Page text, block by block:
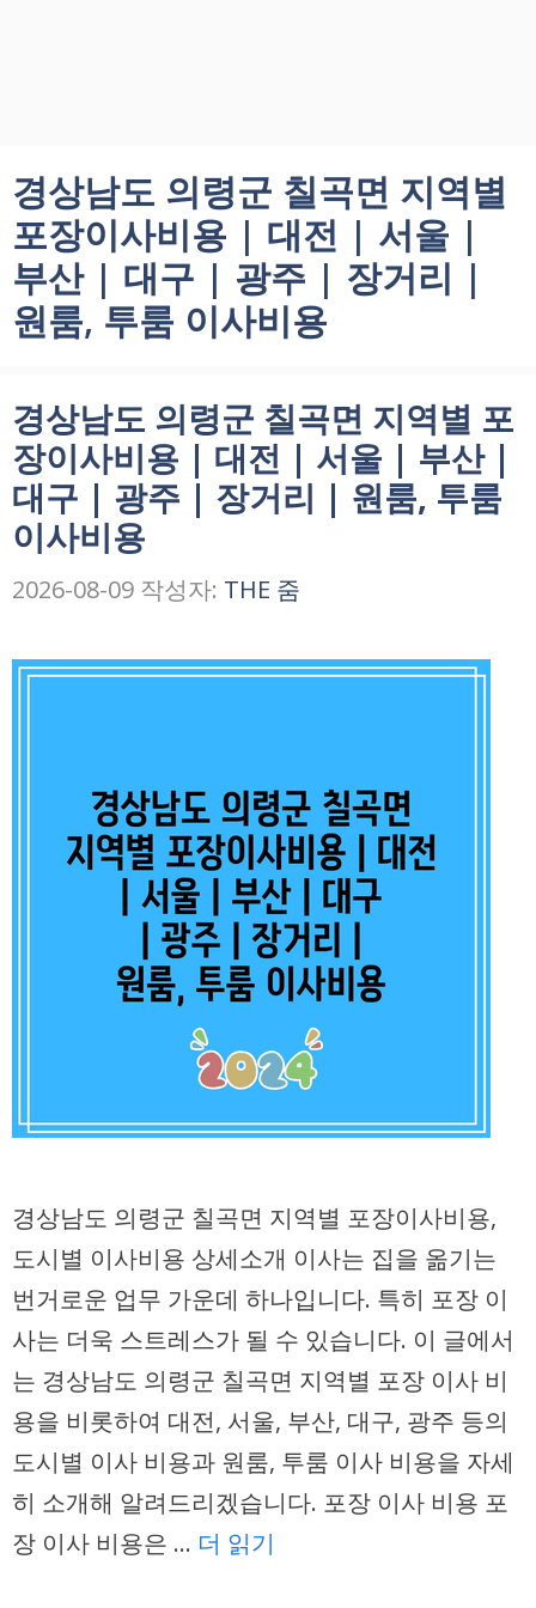
경상남도 의령군 칠곡면 지역별
포장이사비용 | 대전 | 서울 |
부산 | 대구 | 광주 | 장거리 |
원룸, 투룸 이사비용
경상남도 의령군 칠곡면 지역별 포
장이사비용 | 대전 | 서울 | 부산 |
대구 | 광주 | 장거리 | 원룸, 투룸
이사비용
2026-08-09 작성자: THE 줌
경상남도 의령군 칠곡면 지역별 포장이사비용,
도시별 이사비용 상세소개 이사는 집을 옮기는
번거로운 업무 가운데 하나입니다. 특히 포장 이
사는 더욱 스트레스가 될 수 있습니다. 이 글에서
는 경상남도 의령군 칠곡면 지역별 포장 이사 비
용을 비롯하여 대전, 서울, 부산, 대구, 광주 등의
도시별 이사 비용과 원룸, 투룸 이사 비용을 자세
히 소개해 알려드리겠습니다. 포장 이사 비용 포
장 이사 비용은 … 더 읽기